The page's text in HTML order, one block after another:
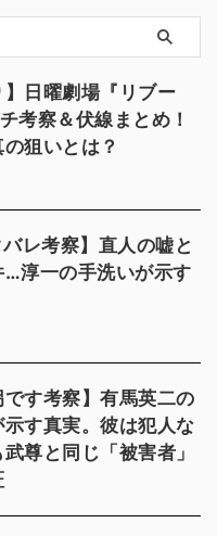
】日曜劇場『リブー
考察＆伏線まとめ！
狙いとは？
バレ考察】直人の嘘と
…淳一の手洗いが示す
です考察】有馬英二の
示す真実。彼は犯人な
尊と同じ「被害者」